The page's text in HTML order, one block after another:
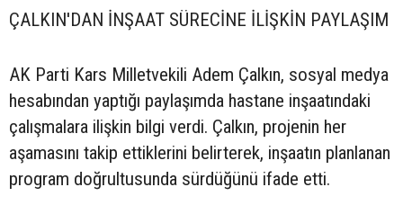
ÇALKIN'DAN İNŞAAT SÜRECİNE İLİŞKİN PAYLAŞIM
AK Parti Kars Milletvekili Adem Çalkın, sosyal medya
hesabından yaptığı paylaşımda hastane inşaatındaki
çalışmalara ilişkin bilgi verdi. Çalkın, projenin her
aşamasını takip ettiklerini belirterek, inşaatın planlanan
program doğrultusunda sürdüğünü ifade etti.